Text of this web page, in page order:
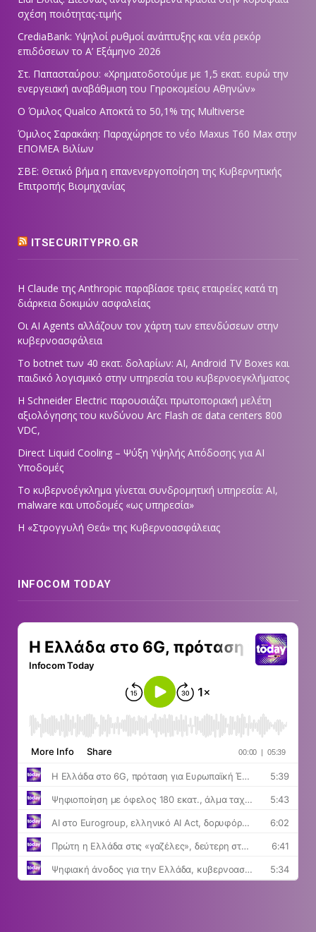
σχέση ποιότητας-τιμής
CrediaBank: Υψηλοί ρυθμοί ανάπτυξης και νέα ρεκόρ
επιδόσεων το Α’ Εξάμηνο 2026
Στ. Παπασταύρου: «Χρηματοδοτούμε με 1,5 εκατ. ευρώ την
ενεργειακή αναβάθμιση του Γηροκομείου Αθηνών»
Ο Όμιλος Qualco Αποκτά το 50,1% της Multiverse
Όμιλος Σαρακάκη: Παραχώρησε το νέο Maxus T60 Max στην
ΕΠΟΜΕΑ Βιλίων
ΣΒΕ: Θετικό βήμα η επανενεργοποίηση της Κυβερνητικής
Επιτροπής Βιομηχανίας
ITSECURITYPRO.GR
Η Claude της Anthropic παραβίασε τρεις εταιρείες κατά τη
διάρκεια δοκιμών ασφαλείας
Οι AI Agents αλλάζουν τον χάρτη των επενδύσεων στην
κυβερνοασφάλεια
Το botnet των 40 εκατ. δολαρίων: AI, Android TV Boxes και
παιδικό λογισμικό στην υπηρεσία του κυβερνοεγκλήματος
Η Schneider Electric παρουσιάζει πρωτοποριακή μελέτη
αξιολόγησης του κινδύνου Arc Flash σε data centers 800
VDC,
Direct Liquid Cooling – Ψύξη Υψηλής Απόδοσης για AI
Υποδομές
Το κυβερνοέγκλημα γίνεται συνδρομητική υπηρεσία: AI,
malware και υποδομές «ως υπηρεσία»
Η «Στρογγυλή Θεά» της Κυβερνοασφάλειας
INFOCOM TODAY